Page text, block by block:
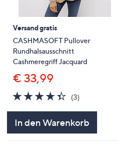
Versand gratis
CASHMASOFT Pullover
Rundhalsausschnitt
Cashmeregriff Jacquard
€ 33,99
4.3
von
5
(3)
In den Warenkorb